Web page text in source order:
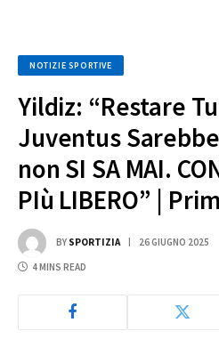
NOTIZIE SPORTIVE
Yildiz: “Restare
Juventus
non SI SA MAI.
PIù LIBERO” |
BY SPORTIZIA 26 GIUGNO 2025
4 MINS READ